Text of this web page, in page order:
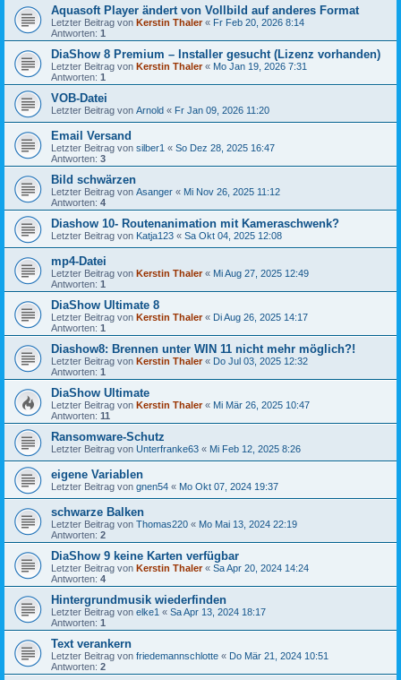
Aquasoft Player ändert von Vollbild auf anderes Format
Letzter Beitrag von Kerstin Thaler« Fr Feb 20, 2026 8:14
Antworten: 1
DiaShow 8 Premium – Installer gesucht (Lizenz vorhanden)
Letzter Beitrag von Kerstin Thaler« Mo Jan 19, 2026 7:31
Antworten: 1
VOB-Datei
Letzter Beitrag von Arnold « Fr Jan 09, 2026 11:20
Email Versand
Letzter Beitrag von silber1 « So Dez 28, 2025 16:47
Antworten: 3
Bild schwärzen
Letzter Beitrag von Asanger « Mi Nov 26, 2025 11:12
Antworten: 4
Diashow 10- Routenanimation mit Kameraschwenk?
Letzter Beitrag von Katja123 « Sa Okt 04, 2025 12:08
mp4-Datei
Letzter Beitrag von Kerstin Thaler« Mi Aug 27, 2025 12:49
Antworten: 1
DiaShow Ultimate 8
Letzter Beitrag von Kerstin Thaler« Di Aug 26, 2025 14:17
Antworten: 1
Diashow8: Brennen unter WIN 11 nicht mehr möglich?!
Letzter Beitrag von Kerstin Thaler« Do Jul 03, 2025 12:32
Antworten: 1
DiaShow Ultimate
Letzter Beitrag von Kerstin Thaler« Mi Mär 26, 2025 10:47
Antworten: 11
Ransomware-Schutz
Letzter Beitrag von Unterfranke63 « Mi Feb 12, 2025 8:26
eigene Variablen
Letzter Beitrag von gnen54 « Mo Okt 07, 2024 19:37
schwarze Balken
Letzter Beitrag von Thomas220 « Mo Mai 13, 2024 22:19
Antworten: 2
DiaShow 9 keine Karten verfügbar
Letzter Beitrag von Kerstin Thaler« Sa Apr 20, 2024 14:24
Antworten: 4
Hintergrundmusik wiederfinden
Letzter Beitrag von elke1 « Sa Apr 13, 2024 18:17
Antworten: 1
Text verankern
Letzter Beitrag von friedemannschlotte « Do Mär 21, 2024 10:51
Antworten: 2